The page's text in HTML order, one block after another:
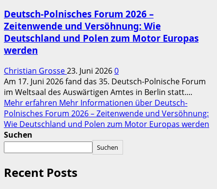
Deutsch-Polnisches Forum 2026 –
Zeitenwende und Versöhnung: Wie
Deutschland und Polen zum Motor Europas
werden
Christian Grosse23. Juni 20260
Am 17. Juni 2026 fand das 35. Deutsch-Polnische Forum
im Weltsaal des Auswärtigen Amtes in Berlin statt....
Mehr erfahren Mehr Informationen über Deutsch-
Polnisches Forum 2026 – Zeitenwende und Versöhnung:
Wie Deutschland und Polen zum Motor Europas werden
Suchen
Suchen
Recent Posts